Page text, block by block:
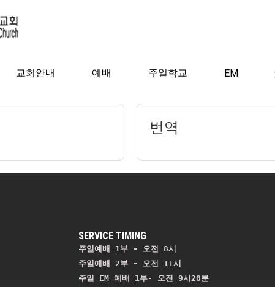
교회안내 예배 주일학교 EM
번역
SERVICE TIMING
주일예배 1부 - 오전 8시
주일예배 2부 - 오전 11시
주일 EM 예배 1부- 오전 9시20분